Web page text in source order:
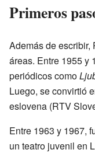
Primeros
Además de escribir,
áreas. Entre 1955 y
periódicos como
Luego, se convirtió
eslovena (RTV
Entre 1963 y 1967,
un teatro juvenil en